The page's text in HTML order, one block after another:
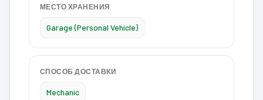
МЕСТО ХРАНЕНИЯ
Garage (Personal Vehicle)
СПОСОБ ДОСТАВКИ
Mechanic